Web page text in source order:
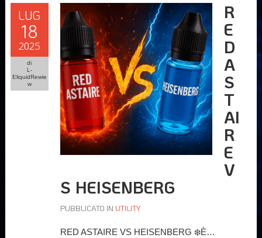
LUG
18
2025
di
L-
EliquidRewie
w
R
E
D
A
S
T
AI
R
E
V
S HEISENBERG
PUBBLICATO IN UTILITY
RED ASTAIRE VS HEISENBERG ❄️È…